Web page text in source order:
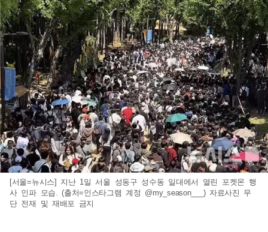
[서울=뉴시스] 지난 1일 서울 성동구 성수동 일대에서 열린 포켓몬 행
사 인파 모습. (출처=인스타그램 계정 @my_season___) 자료사진 무
단 전재 및 재배포 금지